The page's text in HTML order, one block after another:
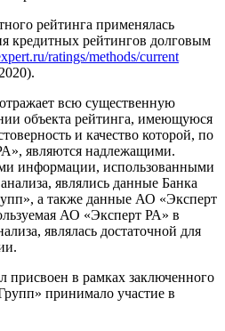
рейтинга применялась
кредитных рейтингов долговым
ratings/methods/current
всю существенную
объекта рейтинга, имеющуюся
и качество которой, по
являются надлежащими.
информации, использованными
являлись данные Банка
а также данные АО «Эксперт
АО «Эксперт РА» в
являлась достаточной для
в рамках заключенного
принимало участие в